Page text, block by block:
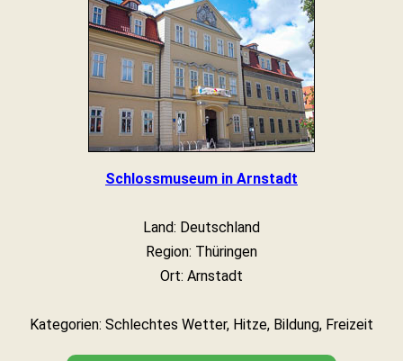
Schlossmuseum in Arnstadt
Land: Deutschland
Region: Thüringen
Ort: Arnstadt
Kategorien: Schlechtes Wetter, Hitze, Bildung, Freizeit